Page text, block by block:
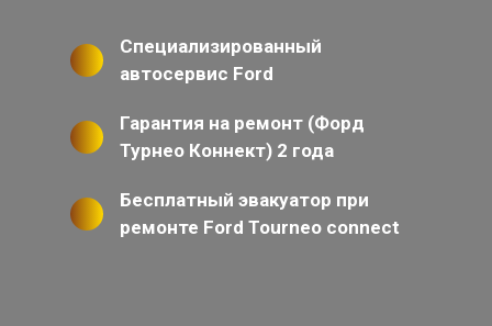
Специализированный
автосервис Ford
Гарантия на ремонт (Форд
Турнео Коннект) 2 года
Бесплатный эвакуатор при
ремонте Ford Tourneo connect